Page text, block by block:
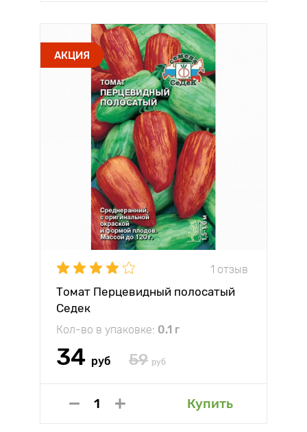
АКЦИЯ
1 отзыв
Томат Перцевидный полосатый
Седек
Кол-во в упаковке: 0.1 г
34 руб 59 руб
Купить